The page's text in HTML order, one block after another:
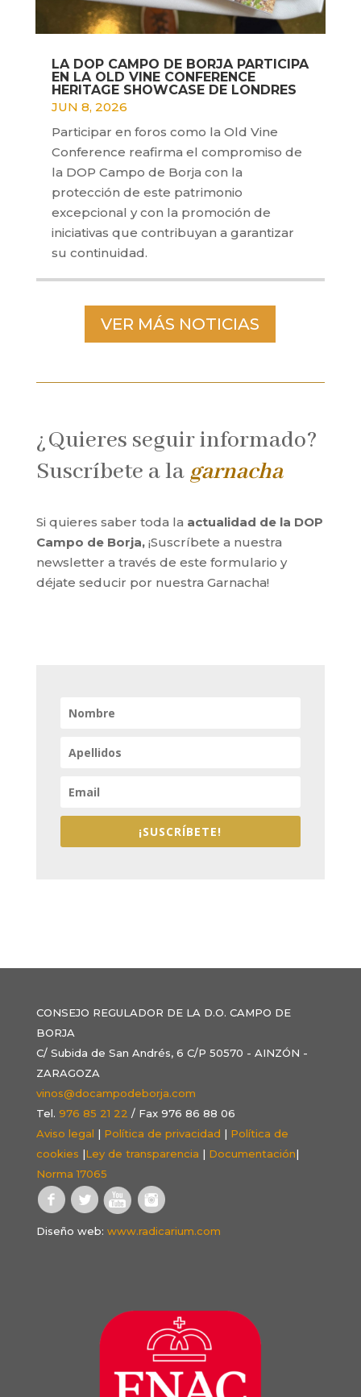
LA DOP CAMPO DE BORJA PARTICIPA
EN LA OLD VINE CONFERENCE
HERITAGE SHOWCASE DE LONDRES
JUN 8, 2026
Participar en foros como la Old Vine
Conference reafirma el compromiso de
la DOP Campo de Borja con la
protección de este patrimonio
excepcional y con la promoción de
iniciativas que contribuyan a garantizar
su continuidad.
VER MÁS NOTICIAS
¿Quieres seguir informado?
Suscríbete a la garnacha
Si quieres saber toda la actualidad de la DOP
Campo de Borja,¡Suscríbete a nuestra
newsletter a través de este formulario y
déjate seducir por nuestra Garnacha!
¡SUSCRÍBETE!
CONSEJO REGULADOR DE LA D.O. CAMPO DE
BORJA
C/ Subida de San Andrés, 6 C/P 50570 - AINZÓN -
ZARAGOZA
vinos@docampodeborja.com
Tel. 976 85 21 22 / Fax 976 86 88 06
Aviso legal | Política de privacidad | Política de
cookies |Ley de transparencia | Documentación|
Norma 17065
Diseño web: www.radicarium.com